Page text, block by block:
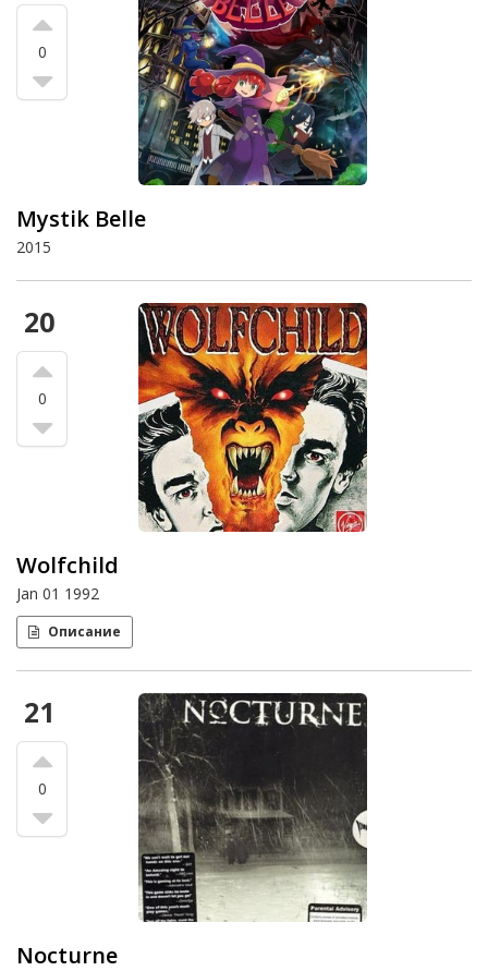
0
Mystik Belle
2015
20
0
Wolfchild
Jan 01 1992
Описание
21
0
Nocturne